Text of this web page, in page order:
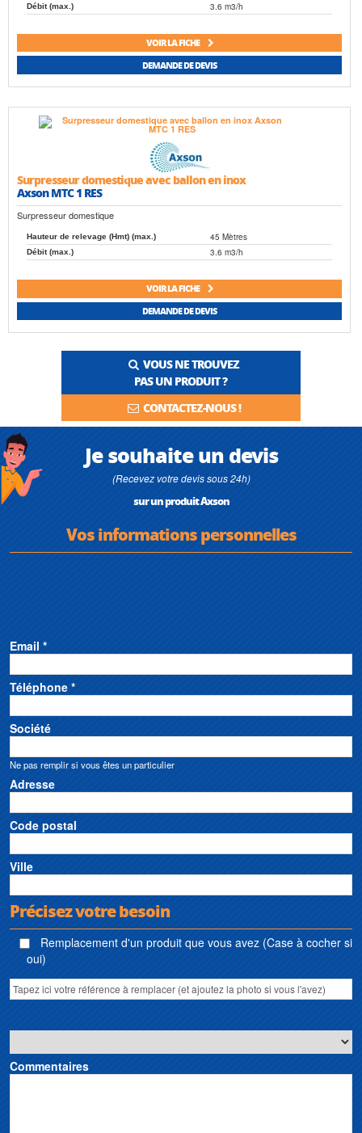
Débit (max.) 3.6 m3/h
VOIR LA FICHE
DEMANDE DE DEVIS
Surpresseur domestique avec ballon en inox
Axson MTC 1 RES
Surpresseur domestique
Hauteur de relevage (Hmt) (max.) 45 Mètres
Débit (max.) 3.6 m3/h
VOIR LA FICHE
DEMANDE DE DEVIS
VOUS NE TROUVEZ
PAS UN PRODUIT ?
CONTACTEZ-NOUS !
Je souhaite un devis
(Recevez votre devis sous 24h)
sur un produit Axson
Vos informations personnelles
Email *
Téléphone *
Société
Ne pas remplir si vous êtes un particulier
Adresse
Code postal
Ville
Précisez votre besoin
Remplacement d'un produit que vous avez (Case à cocher si
oui)
Commentaires